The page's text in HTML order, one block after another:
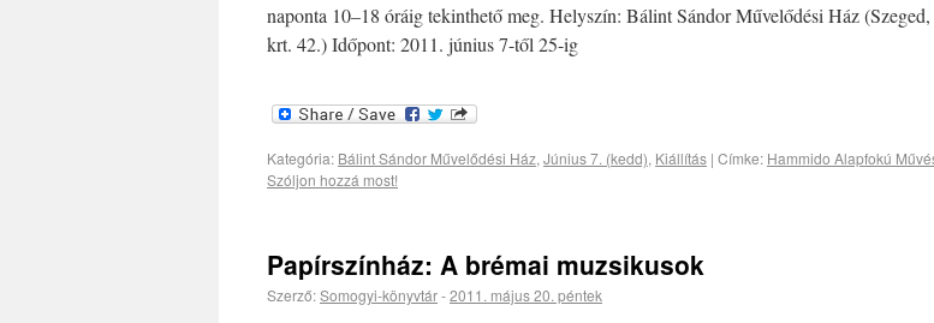
naponta 10–18 óráig tekinthető meg. Helyszín: Bálint Sándor Művelődési Ház (Szeged,
krt. 42.) Időpont: 2011. június 7-től 25-ig
Kategória: Bálint Sándor Művelődési Ház, Június 7. (kedd), Kiállítás | Címke: Hammido Alapfokú
Szóljon hozzá most!
Papírszínház: A brémai muzsikusok
Szerző:Somogyi-könyvtár-2011. május 20. péntek